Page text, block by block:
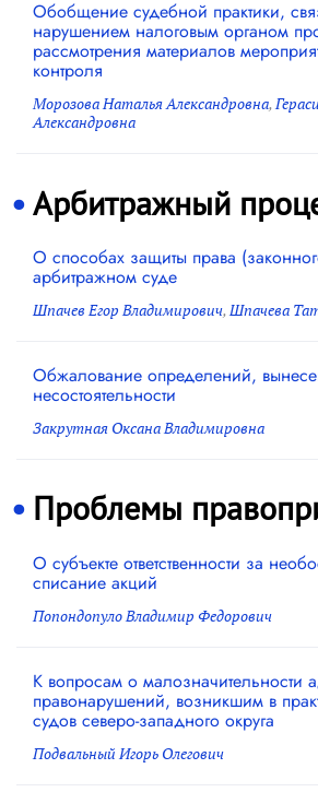
Обобщение судебной практики,
нарушением налоговым органом
рассмотрения материалов
контроля
Морозова Наталья Александровна,
Александровна
Арбитражный
О способах защиты права
арбитражном суде
Шпачев Егор Владимирович,Шпачева
Обжалование определений,
несостоятельности
Закрутная Оксана Владимировна
Проблемы
О субъекте ответственности за
списание акций
Попондопуло Владимир Федорович
К вопросам о малозначительности
правонарушений, возникшим в
судов северо-западного округа
Подвальный Игорь Олегович